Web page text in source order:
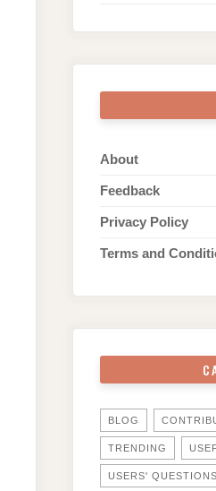
About
Feedback
Privacy Policy
Terms and
BLOG
TRENDING
USERS' QUESTIONS